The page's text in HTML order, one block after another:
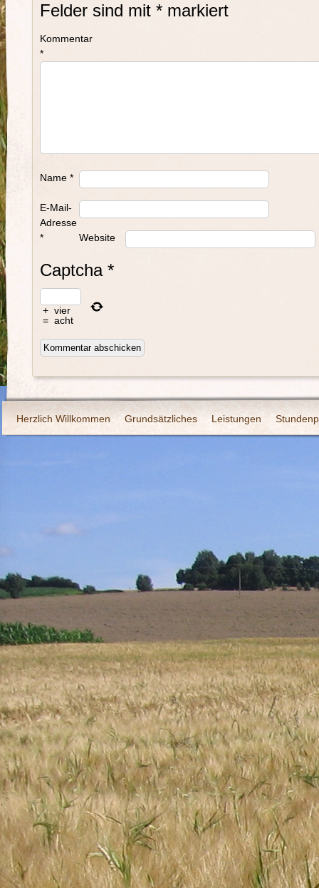
Felder sind mit * markiert
Kommentar
*
Name *
E-Mail-
Adresse
*
Website
Captcha*
+ vier
= acht
Herzlich Willkommen Grundsätzliches Leistungen